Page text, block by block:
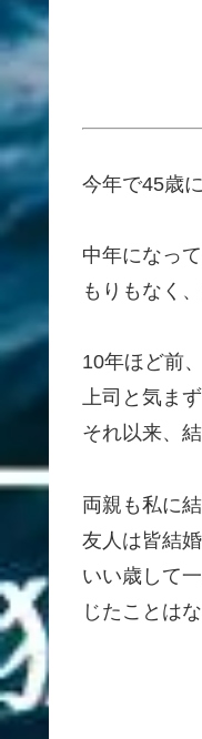
今年で45歳
中年になっ
もりもなく
10年ほど前
上司と気ま
それ以来、
両親も私に
友人は皆結
いい歳して
じたことはな